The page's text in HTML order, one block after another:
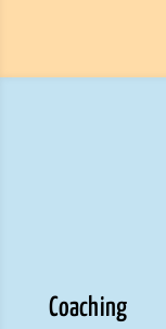
Coaching